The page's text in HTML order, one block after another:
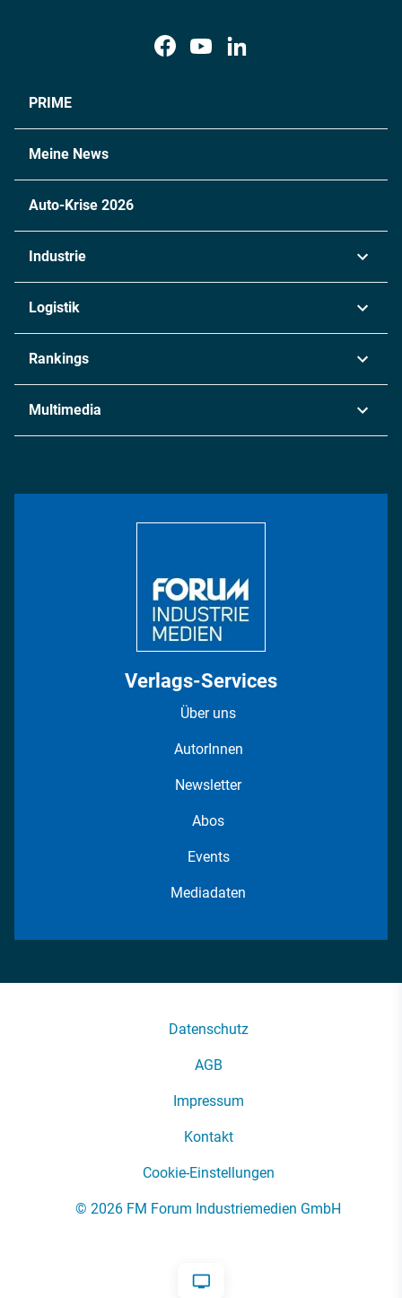
PRIME
Meine News
Auto-Krise 2026
Industrie
Chemie
Metall
Energie
Logistik
Rankings
Multimedia
Verlags-Services
Über uns
AutorInnen
Newsletter
Abos
Events
Mediadaten
Datenschutz
AGB
Impressum
Kontakt
Cookie-Einstellungen
© 2026 FM Forum Industriemedien GmbH